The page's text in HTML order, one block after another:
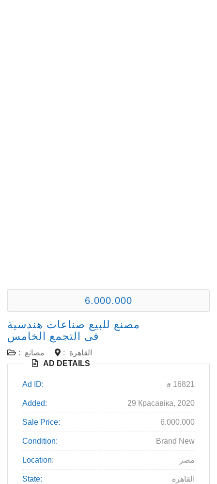
6.000.000
مصنع للبيع صناعات هندسية
فى التجمع الخامس
: مصانع :
القاهرة
AD DETAILS
Ad ID: 16821
Added: 29 Красавіка, 2020
Sale Price: 6.000.000
Condition: Brand New
Location: مصر
State: القاهرة